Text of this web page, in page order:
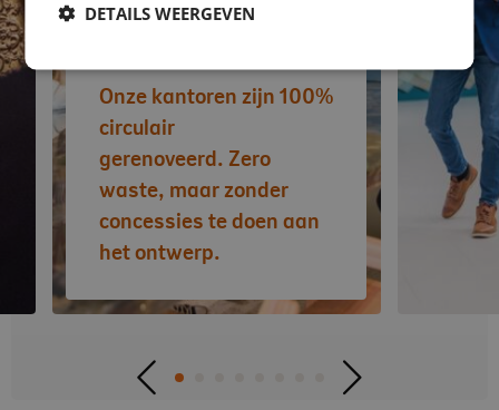
Onze kantoren zijn 100%
circulair
gerenoveerd. Zero
waste, maar zonder
concessies te doen aan
het ontwerp.
DETAILS WEERGEVEN